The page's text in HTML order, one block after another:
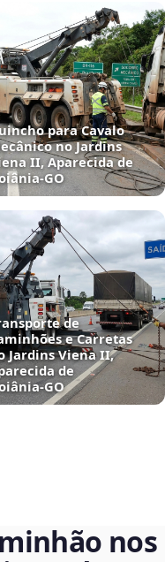
para Cavalo
no Jardins
II, Aparecida de
de
e Carretas
Jardins Viena II,
de
nos